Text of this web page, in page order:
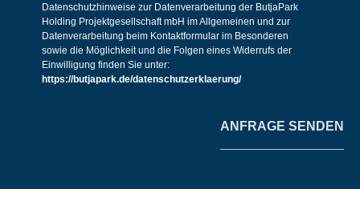
Datenschutzhinweise zur Datenverarbeitung der ButjaPark
Holding Projektgesellschaft mbH im Allgemeinen und zur
Datenverarbeitung beim Kontaktformular im Besonderen
sowie die Möglichkeit und die Folgen eines Widerrufs der
Einwilligung finden Sie unter:
https://butjapark.de/datenschutzerklaerung/
ANFRAGE SENDEN